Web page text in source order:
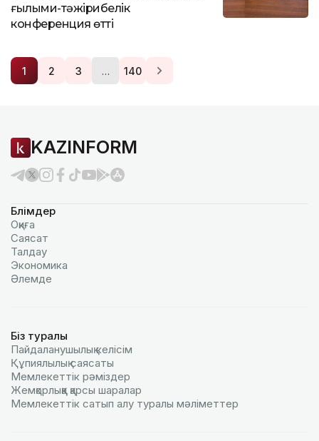
ғылыми-тәжірибелік
конференция өтті
1 2 3 … 140
KAZINFORM
Бөлімдер
Оқиға
Саясат
Талдау
Экономика
Әлемде
Біз туралы
Пайдаланушылық келiciм
Құпиялылық саясаты
Мемлекеттік рәміздер
Жемқорлыққа қарсы шаралар
Мемлекеттік сатып алу туралы мәлiметтер